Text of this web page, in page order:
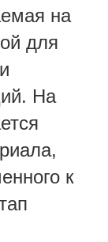
на
для
На
к